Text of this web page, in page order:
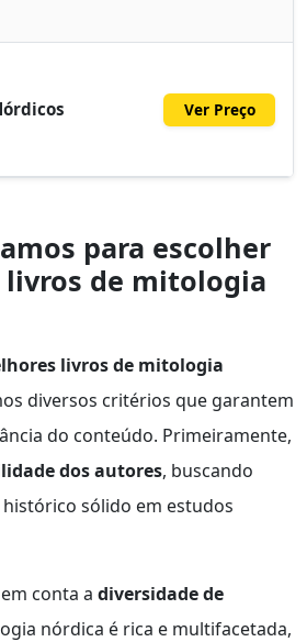
Ver Preço
para escolher
livros de mitologia
livros de mitologia
diversos critérios que garantem
do conteúdo. Primeiramente,
dos autores, buscando
sólido em estudos
conta a diversidade de
nórdica é rica e multifacetada,